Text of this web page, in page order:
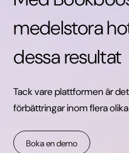
medelstora
dessa resultat
Tack vare plattformen är
förbättringar inom flera
Boka en demo